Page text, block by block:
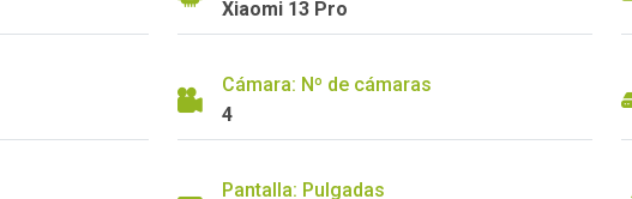
Xiaomi 13 Pro
Cámara: Nº de cámaras
4
Pantalla: Pulgadas